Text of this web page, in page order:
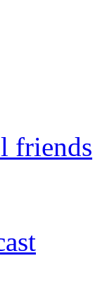
friends